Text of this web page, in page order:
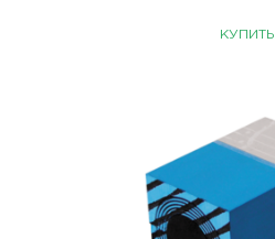
КУПИТЬ